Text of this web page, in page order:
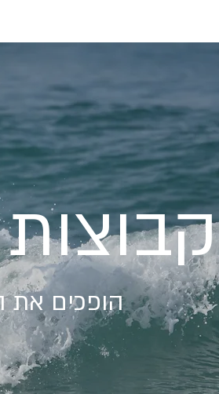
הופכים את